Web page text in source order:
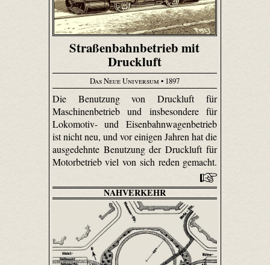
Straßenbahnbetrieb mit
Druckluft
Das Neue Universum • 1897
Die Benutzung von Druckluft für
Maschinenbetrieb und insbesondere für
Lokomotiv- und Eisenbahnwagenbetrieb
ist nicht neu, und vor einigen Jahren hat die
ausgedehnte Benutzung der Druckluft für
Motorbetrieb viel von sich reden gemacht.
NAHVERKEHR